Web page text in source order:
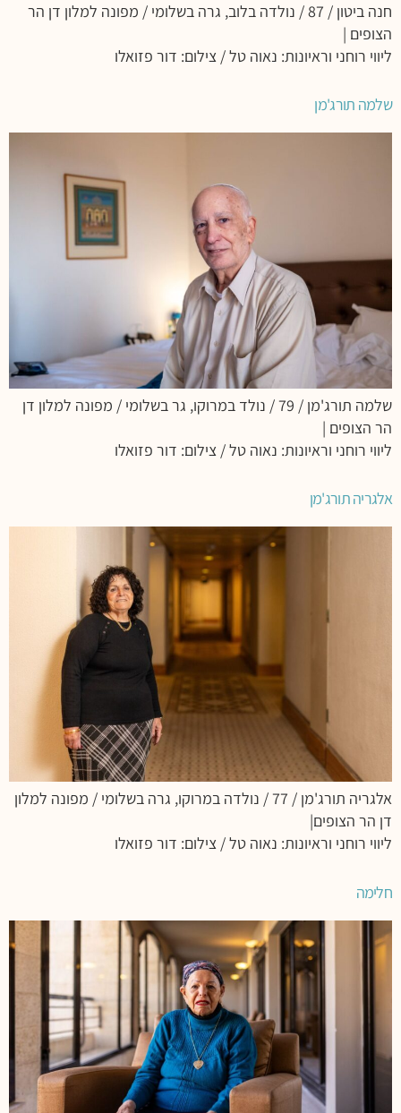
חנה ביטון / 87 / נולדה בלוב, גרה בשלומי / מפונה למלון דן הר
הצופים |
ליווי רוחני וראיונות: נאוה טל / צילום: דור פזואלו
שלמה תורג'מן
שלמה תורג'מן / 79 / נולד במרוקו, גר בשלומי / מפונה למלון דן
הר הצופים |
ליווי רוחני וראיונות: נאוה טל / צילום: דור פזואלו
אלגריה תורג'מן
אלגריה תורג'מן / 77 / נולדה במרוקו, גרה בשלומי / מפונה למלון
דן הר הצופים|
ליווי רוחני וראיונות: נאוה טל / צילום: דור פזואלו
חלימה